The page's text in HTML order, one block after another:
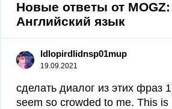
Новые ответы от MOGZ:
Английский язык
ldlopirdlidnsp01mup
19.09.2021
сделать диалог из этих фраз
seem so crowded to me. This is